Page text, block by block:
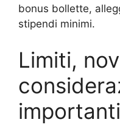
bonus bollette,
stipendi minimi.
Limiti,
importanti